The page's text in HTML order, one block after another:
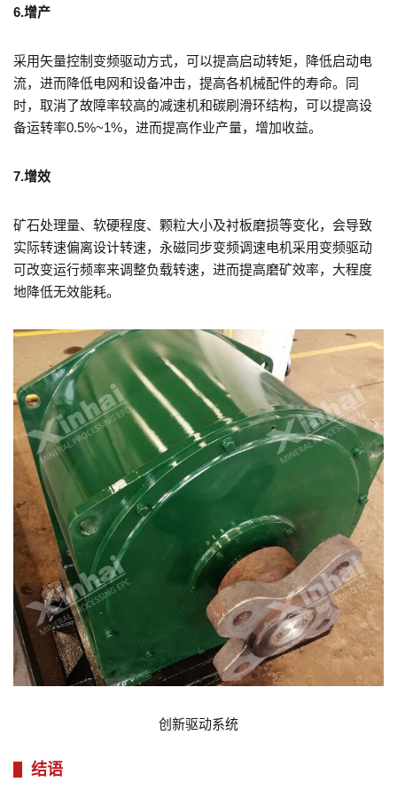
6.增产
采用矢量控制变频驱动方式，可以提高启动转矩，降低启动电
流，进而降低电网和设备冲击，提高各机械配件的寿命。同
时，取消了故障率较高的减速机和碳刷滑环结构，可以提高设
备运转率0.5%~1%，进而提高作业产量，增加收益。
7.增效
矿石处理量、软硬程度、颗粒大小及衬板磨损等变化，会导致
实际转速偏离设计转速，永磁同步变频调速电机采用变频驱动
可改变运行频率来调整负载转速，进而提高磨矿效率，大程度
地降低无效能耗。
创新驱动系统
结语